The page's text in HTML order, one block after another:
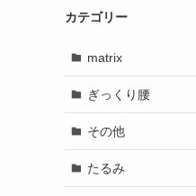
カテゴリー
matrix
ぎっくり腰
その他
たるみ